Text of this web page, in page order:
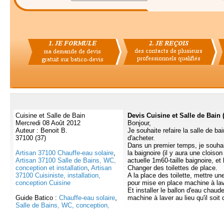
Cuisine et Salle de Bain
Mercredi 08 Août 2012
Auteur : Benoit B.
37100 (37)
Artisan 37100 Chauffe-eau solaire,
Artisan 37100 Salle de Bains, WC,
conception et installation, Artisan
37100 Cuisiniste, installation,
conception Cuisine
Guide Batico : Chauffe-eau solaire,
Salle de Bains, WC, conception,
Devis Cuisine et Salle de Bain
Bonjour,
Je souhaite refaire la salle de
d'acheter.
Dans un premier temps, je
la baignoire (il y aura une
actuelle 1m60-taille baignoire,
Changer des toilettes de place.
A la place des toilette, mettre
pour mise en place machine à
Et installer le ballon d'eau
machine à laver au lieu qu'il soit